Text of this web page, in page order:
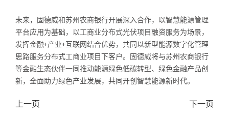
未来，固德威和苏州农商银行开展深入合作，以智慧能源管理
平台应用为基础，以工商业分布式光伏项目融资服务为场景，
发挥金融+产业+互联网结合优势，共同以新型能源数字化管理
思路服务分布式工商业项目下客户。固德威将与苏州农商银行
等金融生态伙伴一同推动能源绿色低碳转型、绿色金融产品创
新，全面助力绿色产业发展，共同开创智慧能源新时代。
上一页 下一页